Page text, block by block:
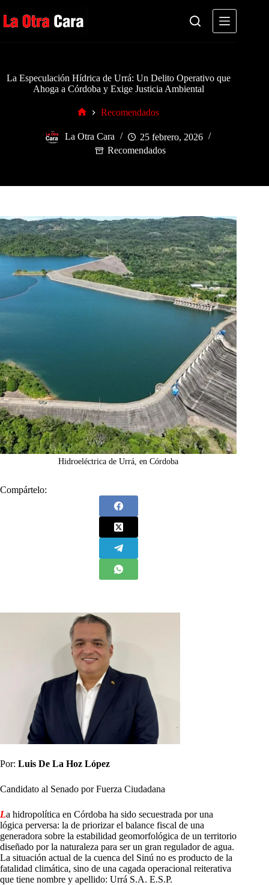
al
contenido
La Especulación Hídrica de Urrá: Un Delito Operativo que
Ahoga a Córdoba y Exige Justicia Ambiental
Recomendados
La Otra Cara
25 febrero, 2026
Recomendados
Hidroeléctrica de Urrá, en Córdoba
Compártelo:
Por: Luis De La Hoz López
Candidato al Senado por Fuerza Ciudadana
La hidropolítica en Córdoba ha sido secuestrada por una
lógica perversa: la de priorizar el balance fiscal de una
generadora sobre la estabilidad geomorfológica de un territorio
diseñado por la naturaleza para ser un gran regulador de agua.
La situación actual de la cuenca del Sinú no es producto de la
fatalidad climática, sino de una cagada operacional reiterativa
que tiene nombre y apellido: Urrá S.A. E.S.P.